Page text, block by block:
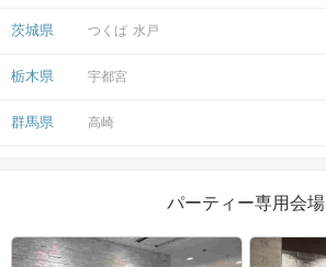
茨城県 つくば 水戸
栃木県 宇都宮
群馬県 高崎
パーティー専用会場